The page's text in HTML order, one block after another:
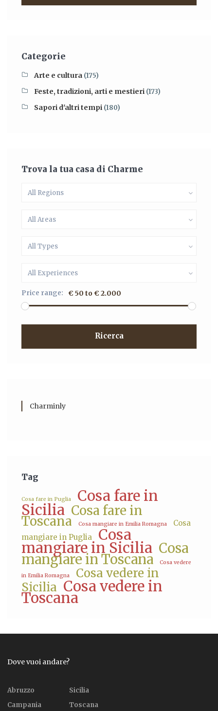
Categorie
Arte e cultura (175)
Feste, tradizioni, arti e mestieri (173)
Sapori d'altri tempi (180)
Trova la tua casa di Charme
All Regions
All Areas
All Types
All Experiences
Price range: € 50 to € 2.000
Ricerca
Charminly
Tag
Cosa fare in Puglia Cosa fare in
Sicilia Cosa fare in
Toscana Cosa mangiare in Emilia Romagna
Cosa
mangiare in Puglia
Cosa
mangiare in Sicilia Cosa
mangiare in Toscana Cosa vedere
in Emilia Romagna
Cosa vedere in
Sicilia Cosa vedere in
Toscana
Dove vuoi andare?
Abruzzo
Campania
Sicilia
Toscana